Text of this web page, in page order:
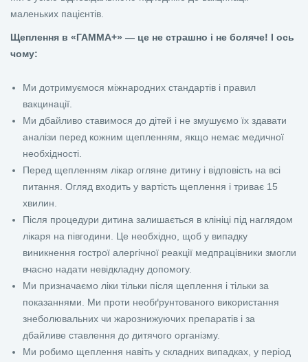
маленьких пацієнтів.
Щеплення в «ГАММА+» — це не страшно і не боляче! І ось
чому:
Ми дотримуємося міжнародних стандартів і правил
вакцинації.
Ми дбайливо ставимося до дітей і не змушуємо їх здавати
аналізи перед кожним щепленням, якщо немає медичної
необхідності.
Перед щепленням лікар огляне дитину і відповість на всі
питання. Огляд входить у вартість щеплення і триває 15
хвилин.
Після процедури дитина залишається в клініці під наглядом
лікаря на півгодини. Це необхідно, щоб у випадку
виникнення гострої алергічної реакції медпрацівники змогли
вчасно надати невідкладну допомогу.
Ми призначаємо ліки тільки після щеплення і тільки за
показаннями. Ми проти необґрунтованого використання
знеболювальних чи жарознижуючих препаратів і за
дбайливе ставлення до дитячого організму.
Ми робимо щеплення навіть у складних випадках, у період